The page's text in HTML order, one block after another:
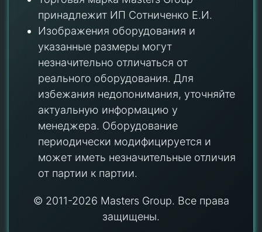
принадлежит ИП Сотниченко Е.И.
Изображения оборудования и
указанные размеры могут
незначительно отличаться от
реального оборудования. Для
избежания недопонимания, уточняйте
актуальную информацию у
менеджера. Оборудование
периодически модифицируется и
может иметь незначительные отличия
от партии к партии.
© 2011-2026 Masters Group. Все права
защищены.